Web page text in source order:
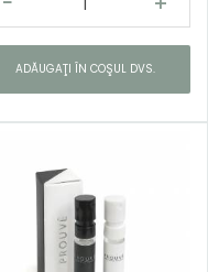
ADĂUGAŢI ÎN COŞUL DVS.